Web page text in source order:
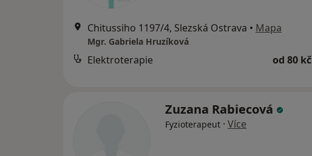
Chitussiho 1197/4, Slezská Ostrava • Mapa
Mgr. Gabriela Hruzíková
Elektroterapie od 80 kč
Zuzana Rabiecová
Fyzioterapeut · Více